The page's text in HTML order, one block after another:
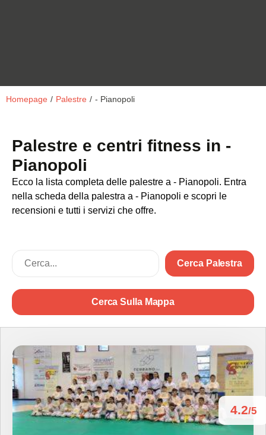
Homepage / Palestre / - Pianopoli
Palestre e centri fitness in -
Pianopoli
Ecco la lista completa delle palestre a - Pianopoli. Entra
nella scheda della palestra a - Pianopoli e scopri le
recensioni e tutti i servizi che offre.
Cerca Palestra
Cerca Sulla Mappa
4.2/5